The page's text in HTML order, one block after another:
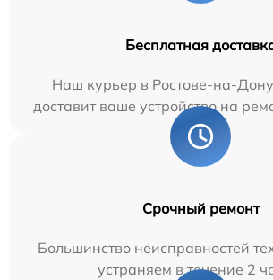
Бесплатная
Наш курьер в Ростове-на-
доставит ваше устройство на
Срочный ремонт
Большинство неисправностей
устраняем в течение 2